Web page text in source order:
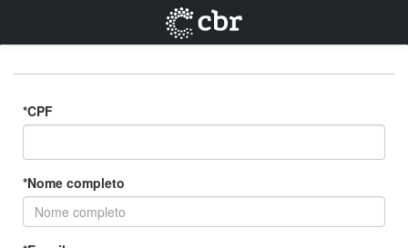
*CPF
*Nome completo